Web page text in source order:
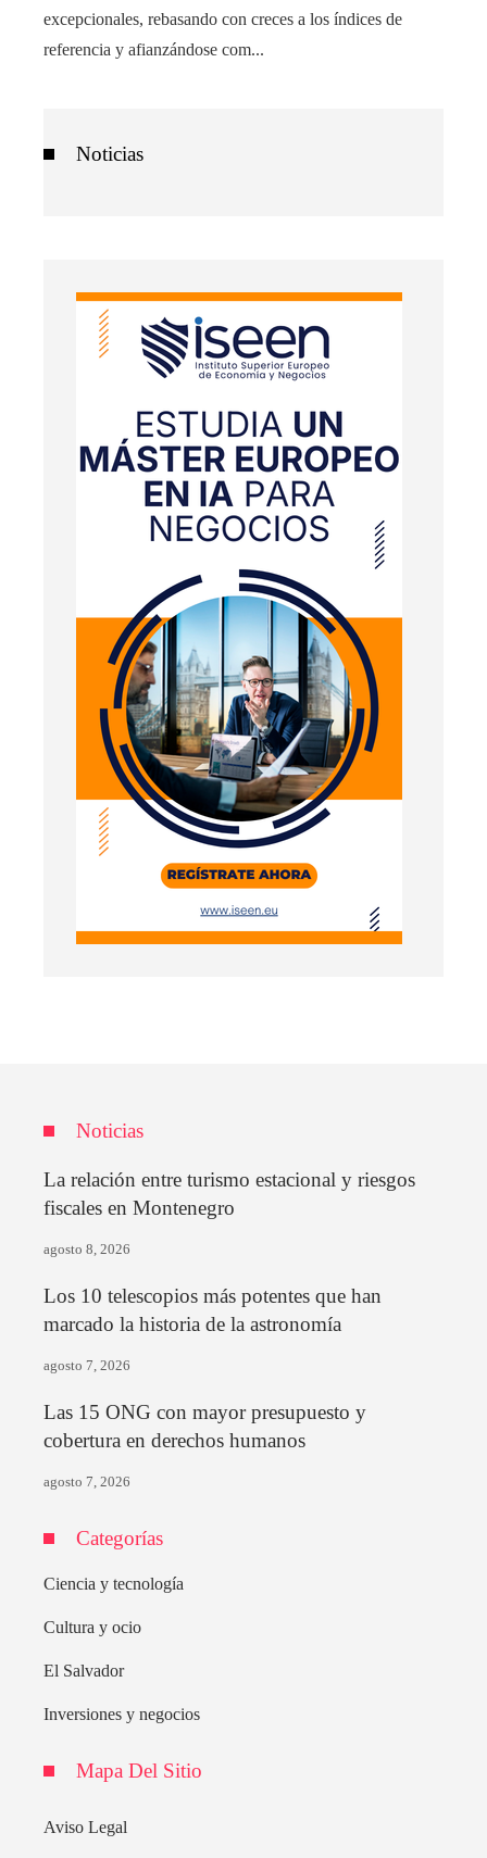
excepcionales, rebasando con creces a los índices de
referencia y afianzándose com...
Noticias
Noticias
La relación entre turismo estacional y riesgos
fiscales en Montenegro
agosto 8, 2026
Los 10 telescopios más potentes que han
marcado la historia de la astronomía
agosto 7, 2026
Las 15 ONG con mayor presupuesto y
cobertura en derechos humanos
agosto 7, 2026
Categorías
Ciencia y tecnología
Cultura y ocio
El Salvador
Inversiones y negocios
Mapa Del Sitio
Aviso Legal